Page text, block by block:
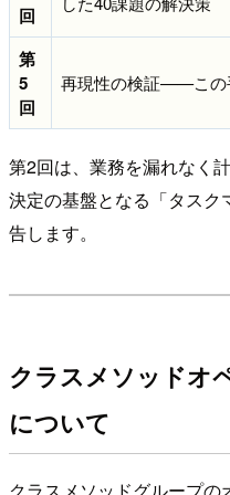
回
第
5
回
再現性の検証——この
第2回は、業務を漏れなく
決定の基盤となる「タスク
告します。
クラスメソッドオ
について
クラスメソッドグループの